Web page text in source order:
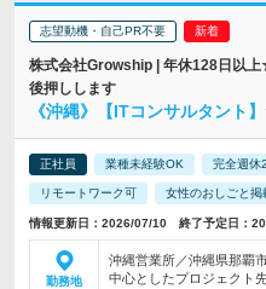
志望動機・自己PR不要
株式会社Growship | 年休128日以
後押しします
《沖縄》【ITコンサルタント
正社員 業種未経験OK 完全週休
リモートワーク可 女性のおしごと掲
情報更新日：2026/07/10 終了予定日：
勤務地
沖縄営業所／沖縄県那覇
中心としたプロジェクト